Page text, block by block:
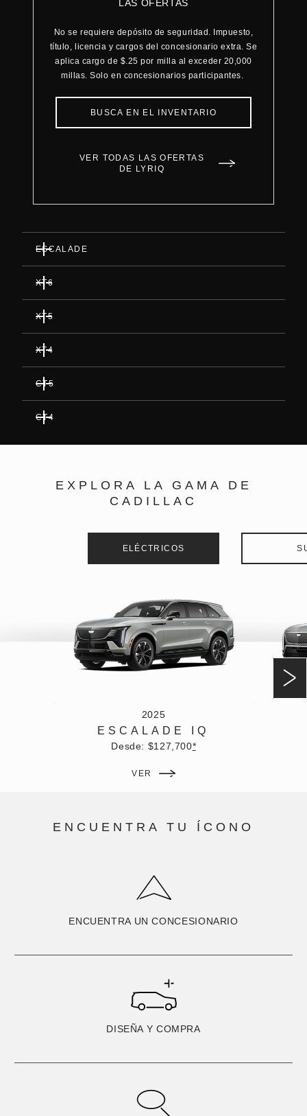
LAS OFERTAS
No se requiere depósito de seguridad. Impuesto,
título, licencia y cargos del concesionario extra. Se
aplica cargo de $.25 por milla al exceder 20,000
millas. Solo en concesionarios participantes.
BUSCA EN EL INVENTARIO
VER TODAS LAS OFERTAS
DE LYRIQ
ESCALADE
XT6
XT5
XT4
CT5
CT4
EXPLORA LA GAMA DE
CADILLAC
ELÉCTRICOS
2025
ESCALADE IQ
Desde: $127,700*
VER
ENCUENTRA TU ÍCONO
ENCUENTRA UN CONCESIONARIO
DISEÑA Y COMPRA